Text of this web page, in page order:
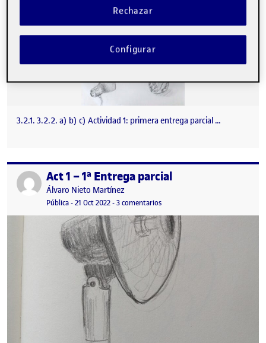
3.2.1. 3.2.2. a) b) c) Actividad 1: primera entrega parcial …
Publicado porAct 1 – 1ª Entrega parcial
Publicado por
Álvaro Nieto Martínez
Visibilidad:
Pública-Fecha de publicación
21 Oct 202221 octubre, 2022 8:56 pm
-3 comentariosen Act 1 – 1ª Entrega parcial
Rechazar
Configurar